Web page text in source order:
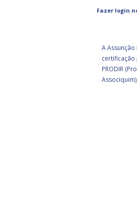
Fazer login
A
certificação
PRODIR